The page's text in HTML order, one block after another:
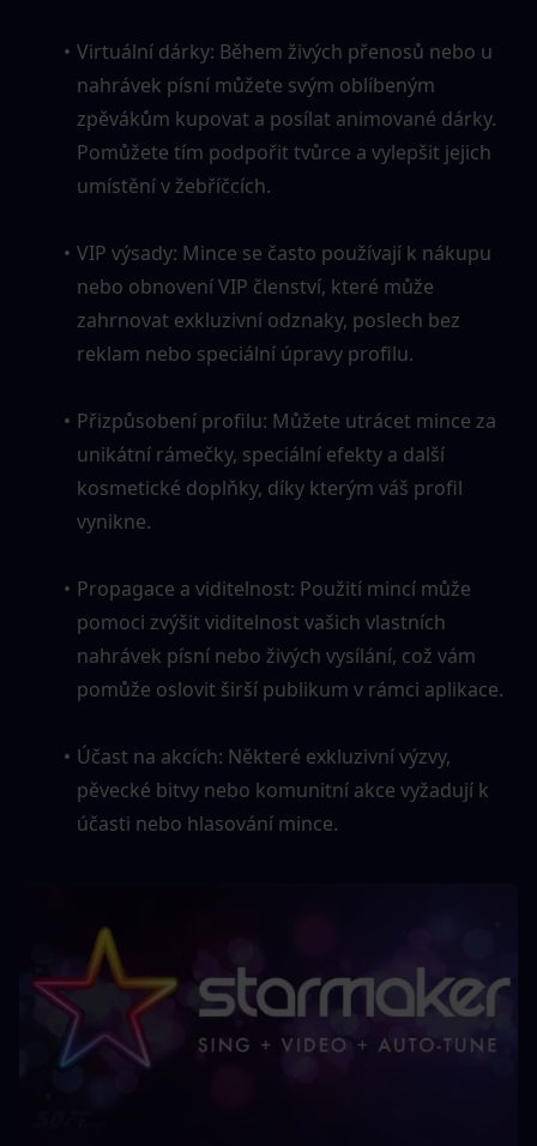
Virtuální dárky: Během živých přenosů nebo u
nahrávek písní můžete svým oblíbeným
zpěvákům kupovat a posílat animované dárky.
Pomůžete tím podpořit tvůrce a vylepšit jejich
umístění v žebříčcích.
VIP výsady: Mince se často používají k nákupu
nebo obnovení VIP členství, které může
zahrnovat exkluzivní odznaky, poslech bez
reklam nebo speciální úpravy profilu.
Přizpůsobení profilu: Můžete utrácet mince za
unikátní rámečky, speciální efekty a další
kosmetické doplňky, díky kterým váš profil
vynikne.
Propagace a viditelnost: Použití mincí může
pomoci zvýšit viditelnost vašich vlastních
nahrávek písní nebo živých vysílání, což vám
pomůže oslovit širší publikum v rámci aplikace.
Účast na akcích: Některé exkluzivní výzvy,
pěvecké bitvy nebo komunitní akce vyžadují k
účasti nebo hlasování mince.